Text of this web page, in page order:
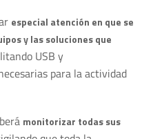
especial atención en que se
y las soluciones que
USB y
para la actividad
monitorizar todas sus